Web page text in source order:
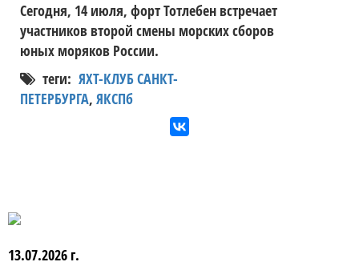
Сегодня, 14 июля, форт Тотлебен встречает
участников второй смены морских сборов
юных моряков России.
теги: ЯХТ-КЛУБ САНКТ-
ПЕТЕРБУРГА, ЯКСПб
13.07.2026 г.